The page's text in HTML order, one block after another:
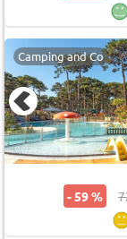
Camping and Co
- 59 %